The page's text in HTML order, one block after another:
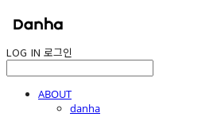
LOG IN 로그인
ABOUT
danha